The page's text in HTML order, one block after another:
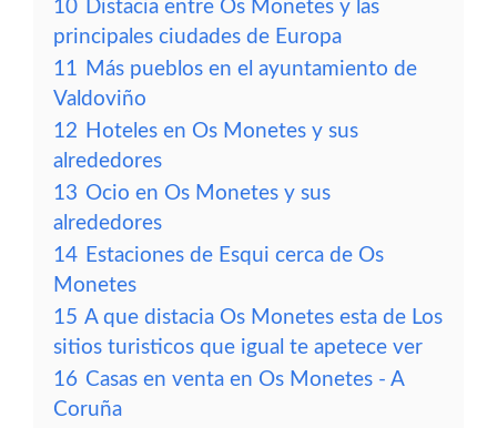
10 Distacia entre Os Monetes y las
principales ciudades de Europa
11 Más pueblos en el ayuntamiento de
Valdoviño
12 Hoteles en Os Monetes y sus
alrededores
13 Ocio en Os Monetes y sus
alrededores
14 Estaciones de Esqui cerca de Os
Monetes
15 A que distacia Os Monetes esta de Los
sitios turisticos que igual te apetece ver
16 Casas en venta en Os Monetes - A
Coruña